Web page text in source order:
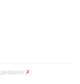
девушек ✗